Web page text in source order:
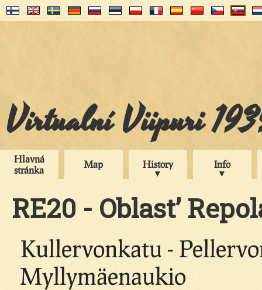
Virtualní Viipuri
Hlavná
stránka
Map History Info
RE20 - Oblast’
Kullervonkatu -
Myllymäenaukio